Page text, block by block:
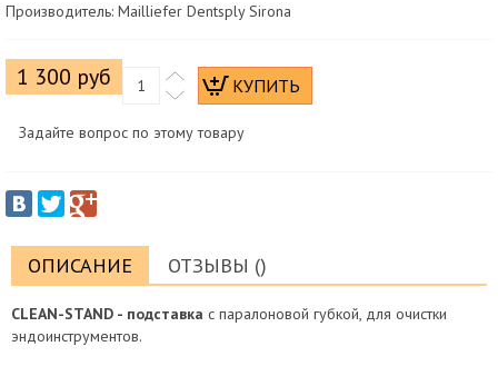
Производитель: Mailliefer Dentsply Sirona
1 300 руб
Задайте вопрос по этому товару
ОПИСАНИЕ ОТЗЫВЫ ()
CLEAN-STAND - подставка c паралоновой губкой, для очистки
эндоинструментов.